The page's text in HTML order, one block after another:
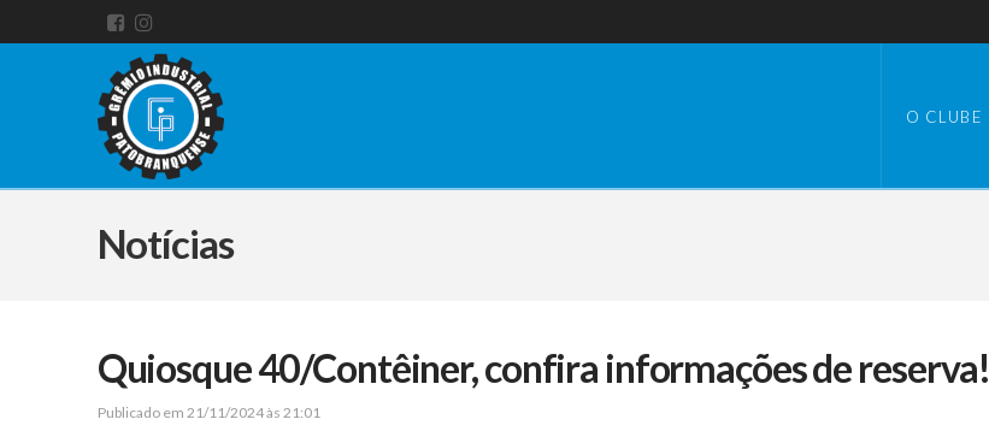
O CLUBE
Notícias
Quiosque 40/Contêiner, confira informações de reserva!
Publicado em 21/11/2024 às 21:01